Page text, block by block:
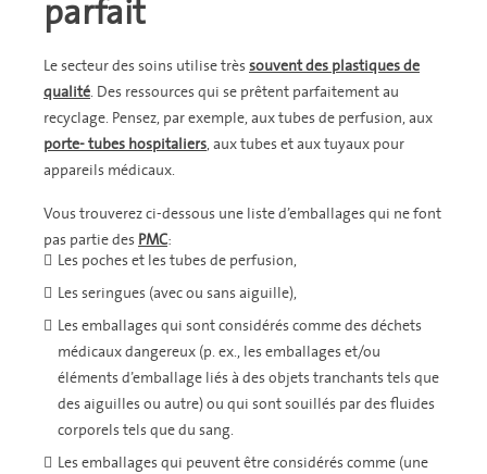
parfait
Le secteur des soins utilise trèssouvent des plastiques de
qualité. Des ressources qui se prêtent parfaitement au
recyclage. Pensez, par exemple, aux tubes de perfusion, aux
porte- tubes hospitaliers, aux tubes et aux tuyaux pour
appareils médicaux.
Vous trouverez ci-dessous une liste d’emballages qui ne font
pas partie des PMC:
Les poches et les tubes de perfusion,
Les seringues (avec ou sans aiguille),
Les emballages qui sont considérés comme des déchets
médicaux dangereux (p. ex., les emballages et/ou
éléments d’emballage liés à des objets tranchants tels que
des aiguilles ou autre) ou qui sont souillés par des fluides
corporels tels que du sang.
Les emballages qui peuvent être considérés comme (une